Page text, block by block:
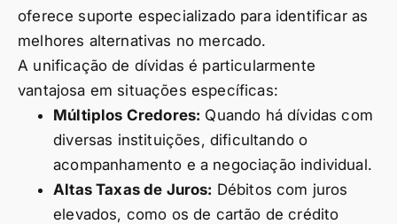
oferece suporte especializado para identificar as
melhores alternativas no mercado.
A unificação de dívidas é particularmente
vantajosa em situações específicas:
Múltiplos Credores: Quando há dívidas com
diversas instituições, dificultando o
acompanhamento e a negociação individual.
Altas Taxas de Juros: Débitos com juros
elevados, como os de cartão de crédito